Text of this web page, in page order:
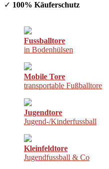
✓ 100% Käuferschutz
Fussballtore
in Bodenhülsen
Mobile Tore
transportable Fußballtore
Jugendtore
Jugend-/Kinderfussball
Kleinfeldtore
Jugendfussball & Co